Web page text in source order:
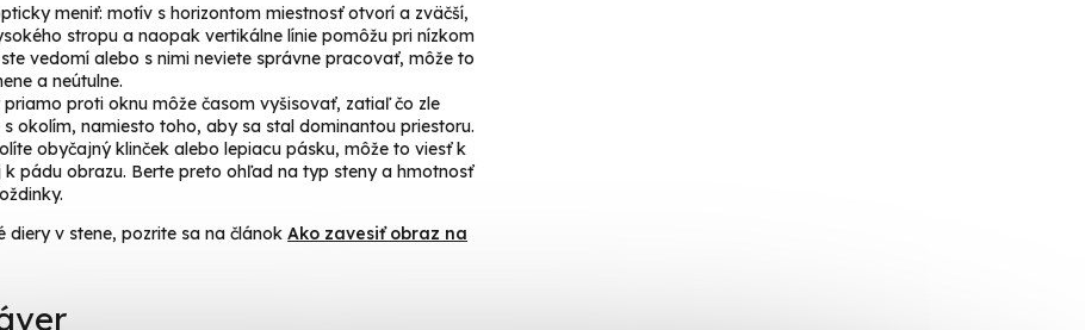
meniť: motív s horizontom miestnosť otvorí a zväčší,
stropu a naopak vertikálne línie pomôžu pri nízkom
vedomí alebo s nimi neviete správne pracovať, môže to
a neútulne.
priamo proti oknu môže časom vyšisovať, zatiaľ čo zle
okolím, namiesto toho, aby sa stal dominantou priestoru.
obyčajný klinček alebo lepiacu pásku, môže to viesť k
pádu obrazu. Berte preto ohľad na typ steny a hmotnosť
v stene, pozrite sa na článok Ako zavesiť obraz na